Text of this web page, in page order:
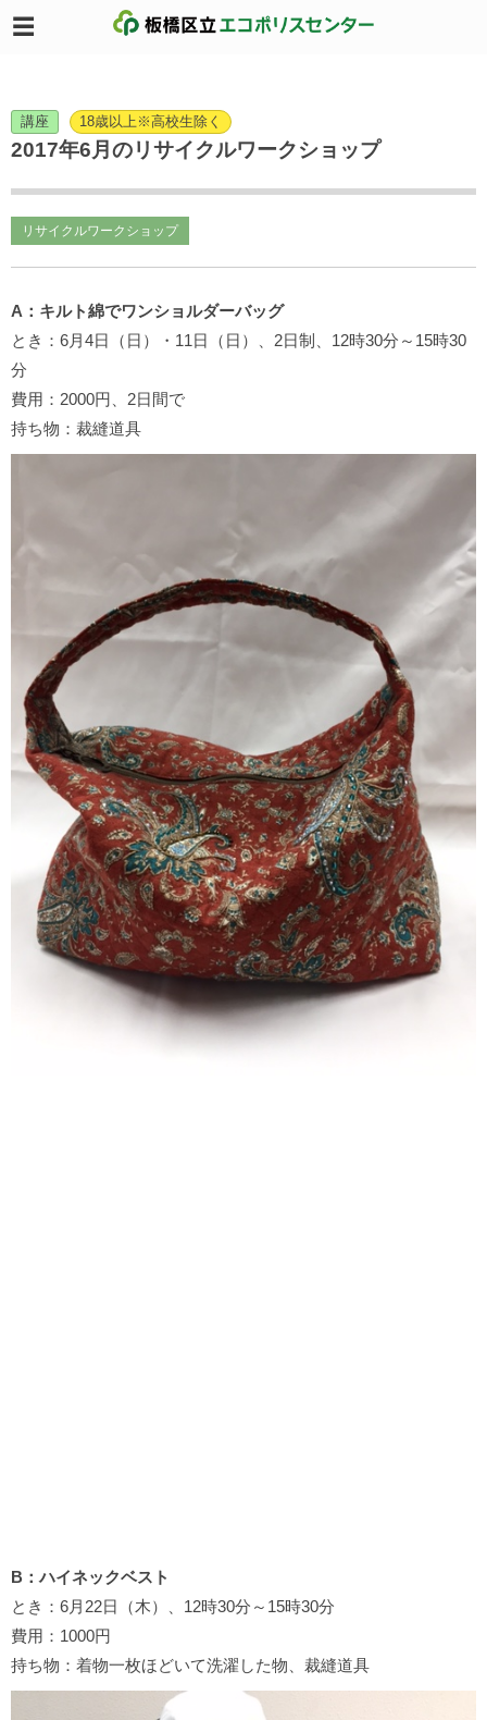
講座 18歳以上※高校生除く
2017年6月のリサイクルワークショップ
リサイクルワークショップ
A：キルト綿でワンショルダーバッグ
とき：6月4日（日）・11日（日）、2日制、12時30分～15時30
分
費用：2000円、2日間で
持ち物：裁縫道具
B：ハイネックベスト
とき：6月22日（木）、12時30分～15時30分
費用：1000円
持ち物：着物一枚ほどいて洗濯した物、裁縫道具